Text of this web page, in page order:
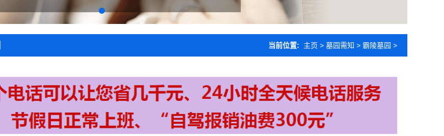
当前位置: 主页 > 墓园需知 > 霸陵墓园 >